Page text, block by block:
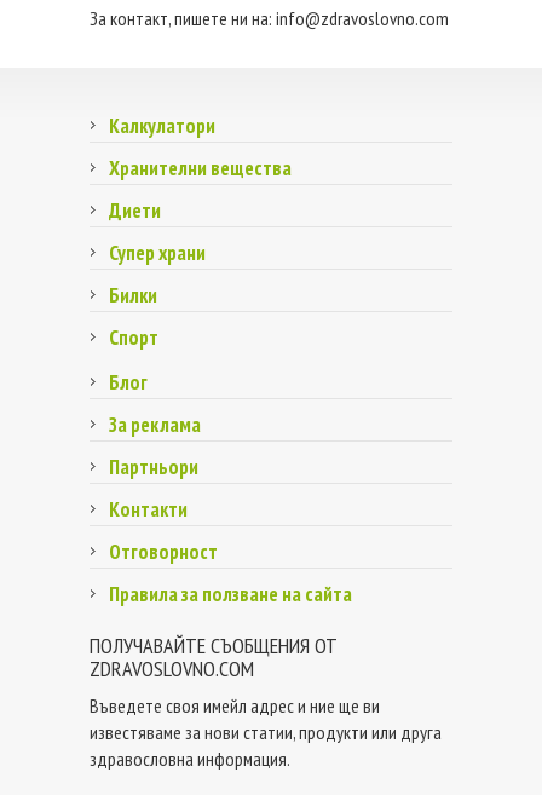
За контакт, пишете ни на: info@zdravoslovno.com
Калкулатори
Хранителни вещества
Диети
Супер храни
Билки
Спорт
Блог
За реклама
Партньори
Контакти
Отговорност
Правила за ползване на сайта
ПОЛУЧАВАЙТЕ СЪОБЩЕНИЯ ОТ
ZDRAVOSLOVNO.COM
Въведете своя имейл адрес и ние ще ви
известяваме за нови статии, продукти или друга
здравословна информация.